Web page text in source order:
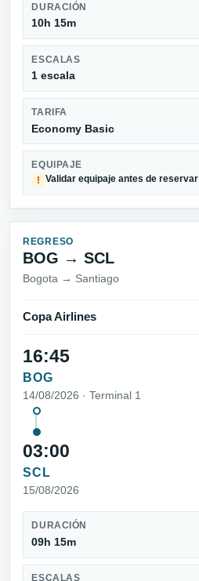
DURACIÓN
10h 15m
ESCALAS
1 escala
TARIFA
Economy Basic
EQUIPAJE
!
Validar equipaje antes de reservar
REGRESO
BOG → SCL
Bogota → Santiago
Copa Airlines
16:45
BOG
14/08/2026 · Terminal 1
03:00
SCL
15/08/2026
DURACIÓN
09h 15m
ESCALAS